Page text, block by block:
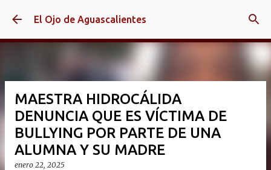
Ir al contenido principal
El Ojo de Aguascalientes
MAESTRA HIDROCÁLIDA
DENUNCIA QUE ES VÍCTIMA DE
BULLYING POR PARTE DE UNA
ALUMNA Y SU MADRE
enero 22, 2025